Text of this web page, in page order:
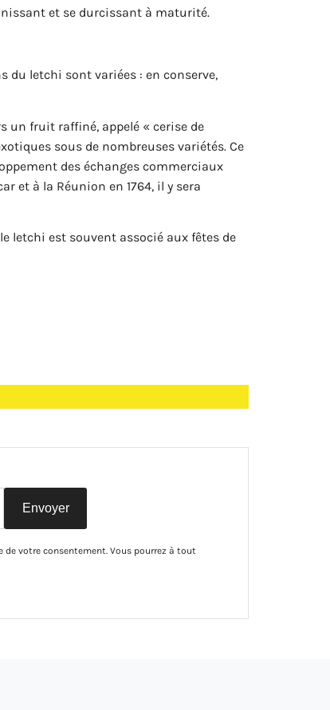
et se durcissant à maturité.
du letchi sont variées : en conserve,
un fruit raffiné, appelé « cerise de
sous de nombreuses variétés. Ce
des échanges commerciaux
et à la Réunion en 1764, il y sera
letchi est souvent associé aux fêtes de
Envoyer
de votre consentement. Vous pourrez à tout